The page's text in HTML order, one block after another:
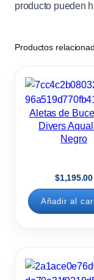
producto pueden
Productos
Aletas de
Divers
Negro
$1,195.00
Añadir al